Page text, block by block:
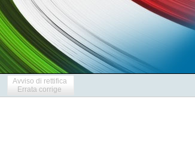
Avviso di rettifica
Errata corrige